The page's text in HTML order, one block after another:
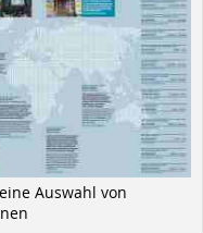
Auswahl von